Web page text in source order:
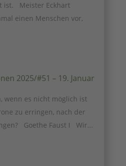
ist. Meister Eckhart
einen Menschen vor,
2025/#51 – 19. Januar
wenn es nicht möglich ist
zu erringen, nach der
Goethe Faust I Wir...